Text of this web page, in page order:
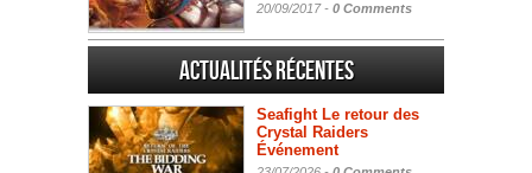
20/09/2017 - 0 Comments
Actualités Récentes
Seafight Le retour des
Crystal Raiders
Événement